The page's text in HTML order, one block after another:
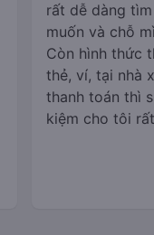
rất dễ dàng
muốn và chỗ
Còn hình thức
thẻ, ví, tại nhà
thanh toán thì
kiệm cho tôi